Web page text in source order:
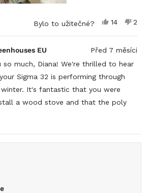
Bylo to užitečné?
Ano,
recenze
Diana
byla
14
hlasovali
ano
Ne,
od
2
ne
EU
Před 7 měsíci
so much, Diana! We're thrilled to hear
Sigma 32 is performing through
It's fantastic that you were
a wood stove and that the poly
Your experience keeping the